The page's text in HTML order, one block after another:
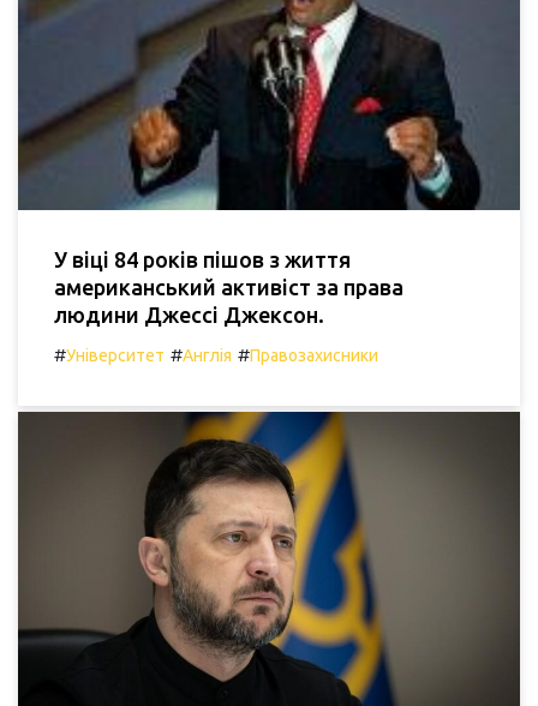
У віці 84 років пішов з життя
американський активіст за права
людини Джессі Джексон.
#Університет #Англія #Правозахисники